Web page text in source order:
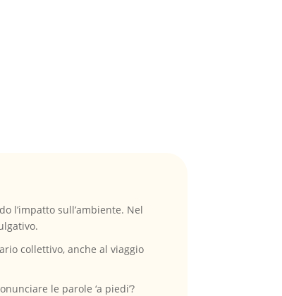
l’impatto sull’ambiente. Nel
collettivo, anche al viaggio
le parole ‘a piedi’?